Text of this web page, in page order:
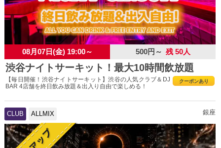
08月07日(金) 19:00～ 500円～ 残 50人
渋谷ナイトサーキット！最大10時間飲放題
クーポンあり
【毎日開催！渋谷ナイトサーキット】渋谷の人気クラブ＆DJ
BAR 4店舗を終日飲み放題＆出入り自由で楽しめる！
CLUB ALLMIX 銀座